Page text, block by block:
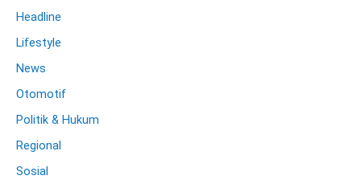
Headline
Lifestyle
News
Otomotif
Politik & Hukum
Regional
Sosial